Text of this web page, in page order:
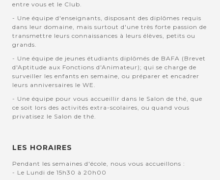
entre vous et le Club.
- Une équipe d'enseignants, disposant des diplômes requis
dans leur domaine, mais surtout d'une très forte passion de
transmettre leurs connaissances à leurs élèves, petits ou
grands.
- Une équipe de jeunes étudiants diplômés de BAFA (Brevet
d'Aptitude aux Fonctions d'Animateur); qui se charge de
surveiller les enfants en semaine, ou préparer et encadrer
leurs anniversaires le WE.
- Une équipe pour vous accueillir dans le Salon de thé, que
ce soit lors des activités extra-scolaires, ou quand vous
privatisez le Salon de thé.
LES HORAIRES
Pendant les semaines d'école, nous vous accueillons :
- Le Lundi de 15h30 à 20h00